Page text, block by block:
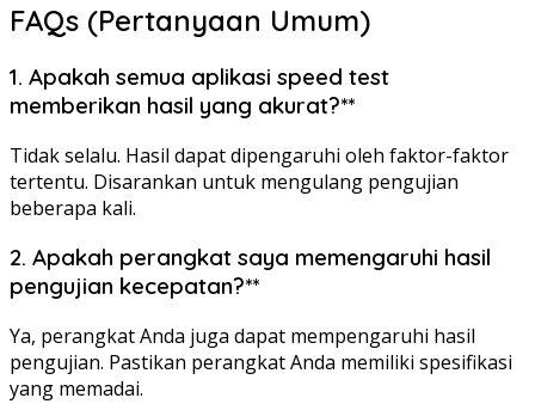
FAQs (Pertanyaan Umum)
1. Apakah semua aplikasi speed test
memberikan hasil yang akurat?**
Tidak selalu. Hasil dapat dipengaruhi oleh faktor-faktor
tertentu. Disarankan untuk mengulang pengujian
beberapa kali.
2. Apakah perangkat saya memengaruhi hasil
pengujian kecepatan?**
Ya, perangkat Anda juga dapat mempengaruhi hasil
pengujian. Pastikan perangkat Anda memiliki spesifikasi
yang memadai.